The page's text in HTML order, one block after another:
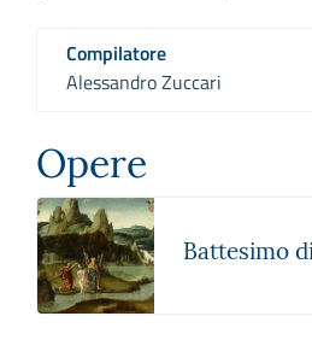
Compilatore
Alessandro Zuccari
Opere
Battesimo